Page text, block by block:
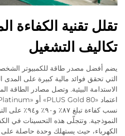
تقلل تقنية الكفاءة
تكاليف التشغيل
التي تحقق فوائد مالية كبيرة على
الاستدامة البيئية. وتصل مصادر الطاقة
نسب كفاءة تبلغ
النموذجية. وتتجلّى هذه التحسينات في